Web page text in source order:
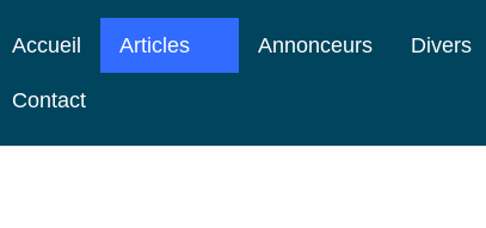
Accueil Articles Annonceurs Divers
Contact